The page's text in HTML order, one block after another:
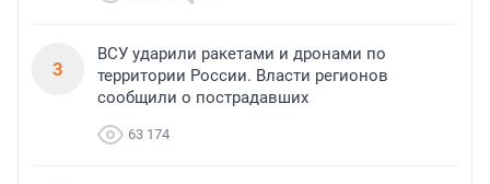
3
ВСУ ударили ракетами и дронами по
территории России. Власти регионов
сообщили о пострадавших
63 174